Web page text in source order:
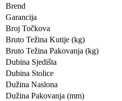
Brend
Garancija
Broj Točkova
Bruto Težina Kutije (kg)
Bruto Težina Pakovanja (kg)
Dubina Sjedišta
Dubina Stolice
Dužina Naslona
Dužina Pakovanja (mm)